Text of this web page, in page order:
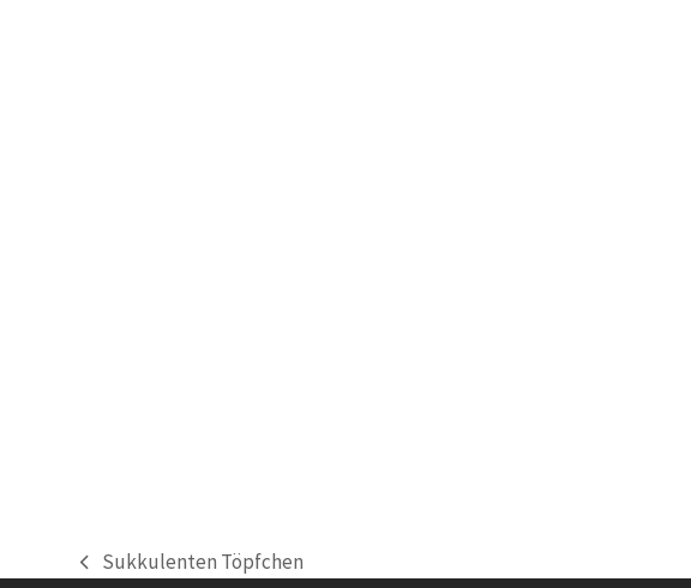
vorheriger
Sukkulenten Töpfchen